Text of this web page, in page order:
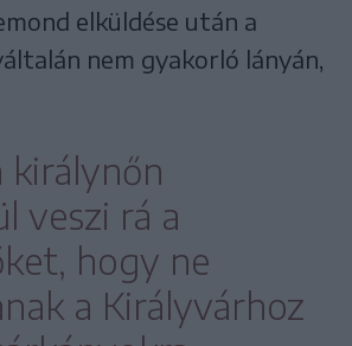
elküldése után a
nem gyakorló lányán,
királynőn
veszi rá a
hogy ne
a Királyvárhoz